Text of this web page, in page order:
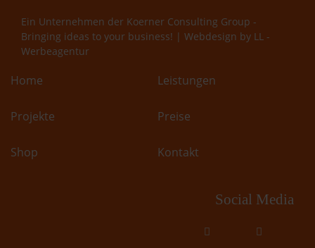
Ein Unternehmen der Koerner Consulting Group -
Bringing ideas to your business! | Webdesign by LL -
Werbeagentur
Home Leistungen
Projekte Preise
Shop Kontakt
Social Media
fab